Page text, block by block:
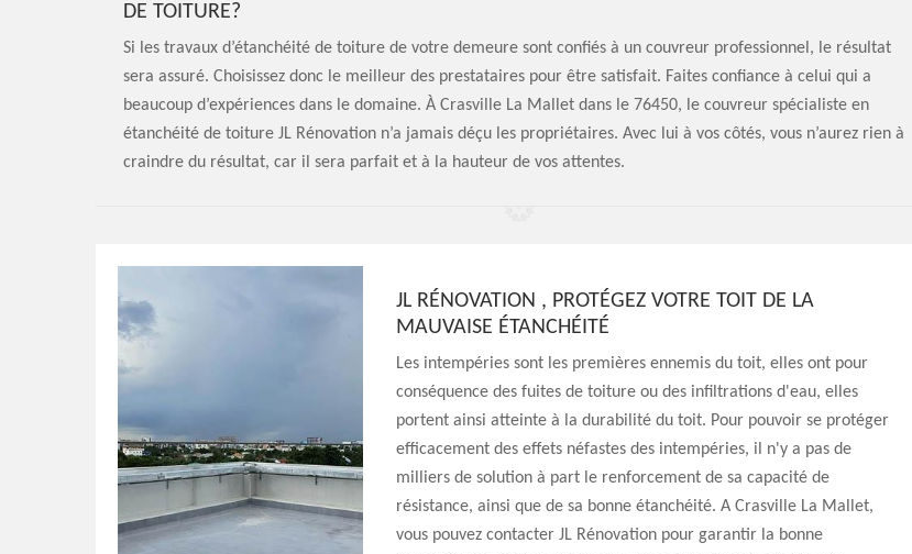
DE TOITURE?
Si les travaux d’étanchéité de toiture de votre demeure sont confiés à un couvreur professionnel, le résultat
sera assuré. Choisissez donc le meilleur des prestataires pour être satisfait. Faites confiance à celui qui a
beaucoup d’expériences dans le domaine. À Crasville La Mallet dans le 76450, le couvreur spécialiste en
étanchéité de toiture JL Rénovation n’a jamais déçu les propriétaires. Avec lui à vos côtés, vous n’aurez rien à
craindre du résultat, car il sera parfait et à la hauteur de vos attentes.
JL RÉNOVATION , PROTÉGEZ VOTRE TOIT DE LA
MAUVAISE ÉTANCHÉITÉ
Les intempéries sont les premières ennemis du toit, elles ont pour
conséquence des fuites de toiture ou des infiltrations d'eau, elles
portent ainsi atteinte à la durabilité du toit. Pour pouvoir se protéger
efficacement des effets néfastes des intempéries, il n'y a pas de
milliers de solution à part le renforcement de sa capacité de
résistance, ainsi que de sa bonne étanchéité. A Crasville La Mallet,
vous pouvez contacter JL Rénovation pour garantir la bonne